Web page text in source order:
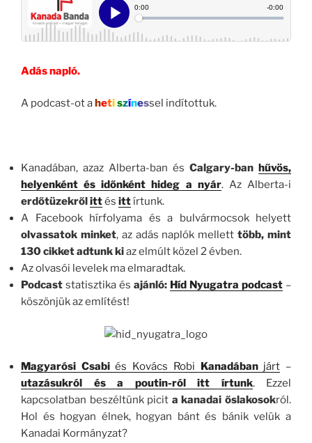
Adás napló.
A podcast-ot ahetiszínessel indítottuk.
Kanadában, azaz Alberta-ban és Calgary-ban hűvös,
helyenként és időnként hideg a nyár. Az Alberta-i
erdőtüzekrőlittés ittírtunk.
A Facebook hírfolyama és a bulvármocsok helyett
olvassatok minket, az adás naplók melletttöbb, mint
130 cikket adtunk kiaz elmúlt közel 2 évben.
Az olvasói levelek ma elmaradtak.
Podcast statisztika és ajánló: Híd Nyugatra podcast –
köszönjük az említést!
Magyarósi Csabiés Kovács Robi Kanadábanjárt –
utazásukról és a poutin-ról itt írtunk. Ezzel
kapcsolatban beszéltünk picit a kanadai őslakosokról.
Hol és hogyan élnek, hogyan bánt és bánik velük a
Kanadai Kormányzat?